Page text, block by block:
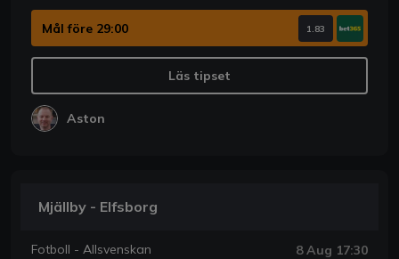
Mål före 29:00 1.83
Läs tipset
Aston
Mjällby - Elfsborg
Fotboll - Allsvenskan 8 Aug 17:30